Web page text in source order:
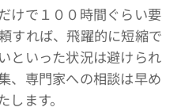
けで１００時間ぐらい要
すれば、飛躍的に短縮で
といった状況は避けられ
、専門家への相談は早め
ます。